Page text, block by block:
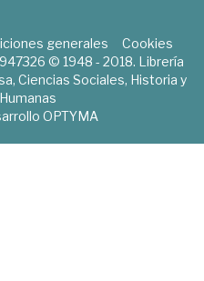
generales
Cookies
© 1948 - 2018. Librería
Ciencias Sociales, Historia y
OPTYMA